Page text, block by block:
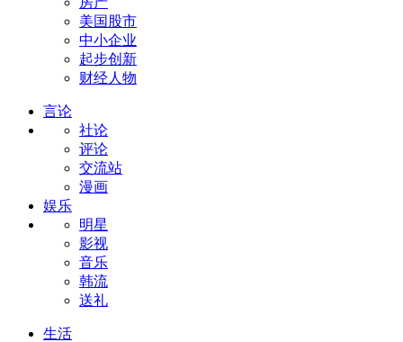
美国股市
中小企业
起步创新
财经人物
言论
社论
评论
交流站
漫画
娱乐
明星
影视
音乐
韩流
送礼
生活